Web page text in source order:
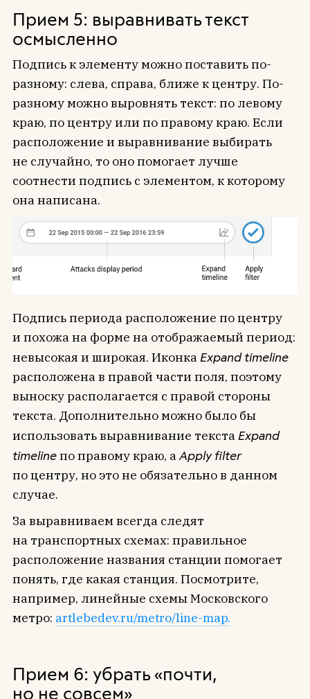
Прием 5: выравнивать текст
осмысленно
Подпись к элементу можно поставить по-
разному: слева, справа, ближе к центру. По-
разному можно выровнять текст: по левому
краю, по центру или по правому краю. Если
расположение и выравнивание выбирать
не случайно, то оно помогает лучше
соотнести подпись с элементом, к которому
она написана.
Подпись периода расположение по центру
и похожа на форме на отображаемый период:
невысокая и широкая. Иконка Expand timeline
расположена в правой части поля, поэтому
выноску располагается с правой стороны
текста. Дополнительно можно было бы
использовать выравнивание текста Expand
timelineпо правому краю, аApply filter
по центру, но это не обязательно в данном
случае.
За выравниваем всегда следят
на транспортных схемах: правильное
расположение названия станции помогает
понять, где какая станция. Посмотрите,
например, линейные схемы Московского
метро: artlebedev.ru/metro/line-map.
Прием 6: убрать «почти,
но не совсем»